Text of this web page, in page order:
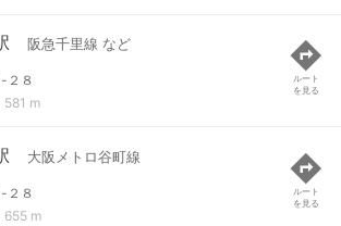
阪急千里線 など
２８
581 m
ルート
を見る
大阪メトロ谷町線
２８
655 m
ルート
を見る